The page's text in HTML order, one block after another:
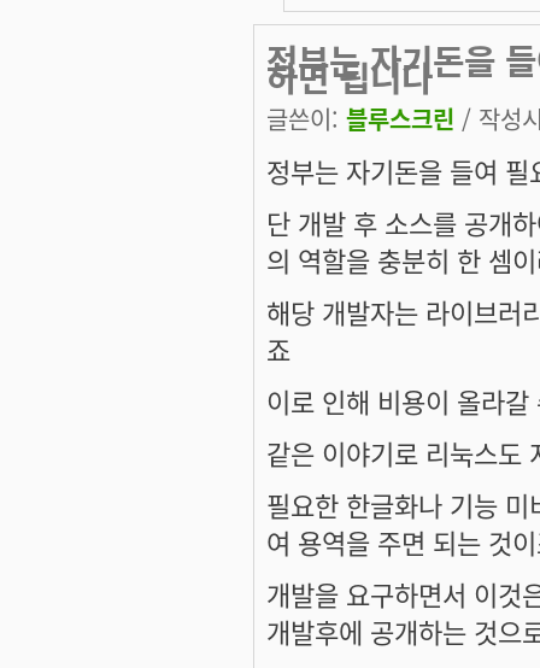
정부는 자기돈을
하면 됩니다
글쓴이: 블루스크린 / 작성
정부는 자기돈을 들여
단 개발 후 소스를 공개
의 역할을 충분히 한 셈
해당 개발자는 라이브러
죠
이로 인해 비용이 올라
같은 이야기로 리눅스도
필요한 한글화나 기능
여 용역을 주면 되는 것
개발을 요구하면서 이것
개발후에 공개하는 것으